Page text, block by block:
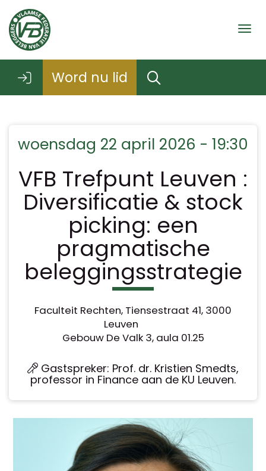
Word nu lid
woensdag 22 april 2026 - 19:30
VFB Trefpunt Leuven :
Diversificatie & stock
picking: een
pragmatische
beleggingsstrategie
Faculteit Rechten, Tiensestraat 41, 3000
Leuven
Gebouw De Valk 3, aula 01.25
Gastspreker: Prof. dr. Kristien Smedts,
professor in Finance aan de KU Leuven.